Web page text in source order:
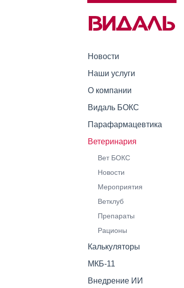
Новости
Наши услуги
О компании
Видаль БОКС
Парафармацевтика
Ветеринария
Вет БОКС
Новости
Мероприятия
Ветклуб
Препараты
Рационы
Калькуляторы
МКБ-11
Внедрение ИИ